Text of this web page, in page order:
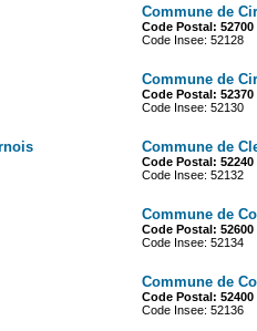
Commune de
Code Postal: 52700
Code Insee: 52128
Commune de
Code Postal: 52370
Code Insee: 52130
Commune de
Code Postal: 52240
Code Insee: 52132
Commune de
Code Postal: 52600
Code Insee: 52134
Commune de
Code Postal: 52400
Code Insee: 52136